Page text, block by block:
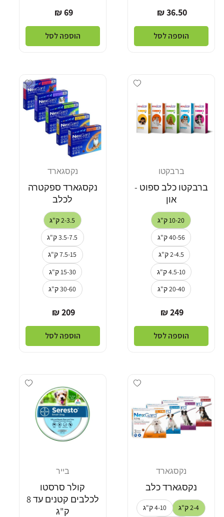
מחיר
רגיל
36.50 ₪
הוספה לסל
מחיר
רגיל
69 ₪
הוספה לסל
Add wishlist
ברבקטו
ברבקטו כלב ספוט -
און
10-20 ק"ג
40-56 ק"ג
2-4.5 ק"ג
4.5-10 ק"ג
20-40 ק"ג
מחיר
רגיל
249 ₪
הוספה לסל
wishlist
נקסגארד
נקסגארד ספקטרה
לכלב
2-3.5 ק"ג
3.5-7.5 ק"ג
7.5-15 ק"ג
15-30 ק"ג
30-60 ק"ג
מחיר
רגיל
209 ₪
הוספה לסל
Add wishlist
נקסגארד
נקסגארד כלב
2-4 ק"ג
4-10 ק"ג
wishlist
בייר
קולר סרסטו
לכלבים קטנים עד 8
ק"ג